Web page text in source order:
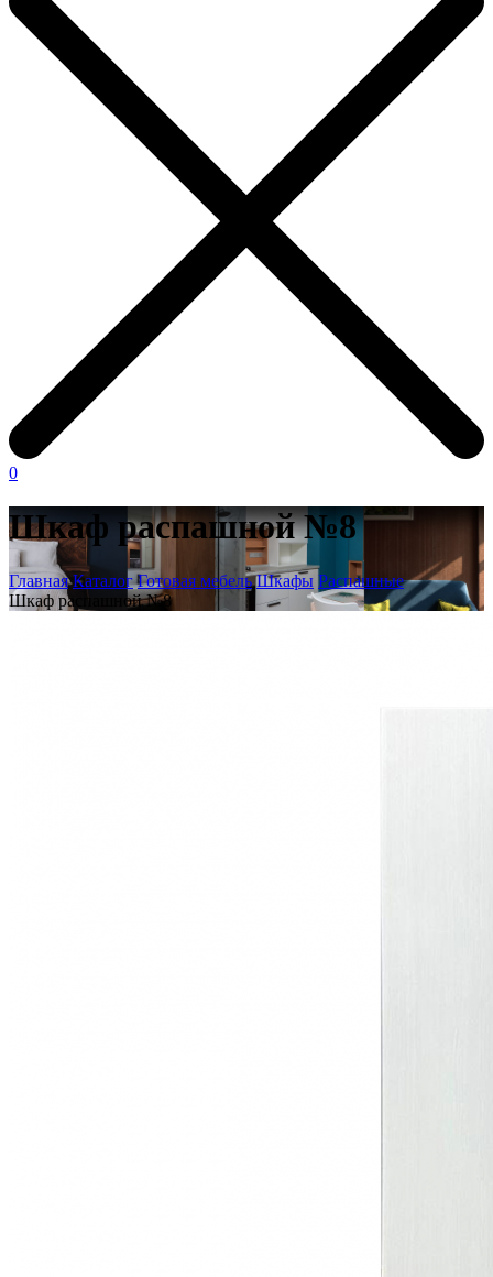
0
Шкаф распашной №8
Главная Каталог Готовая мебель Шкафы Распашные
Шкаф распашной №8